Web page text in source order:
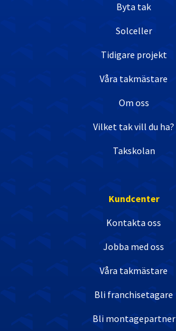
Byta tak
Solceller
Tidigare projekt
Våra takmästare
Om oss
Vilket tak vill du ha?
Takskolan
Kundcenter
Kontakta oss
Jobba med oss
Våra takmästare
Bli franchisetagare
Bli montagepartner